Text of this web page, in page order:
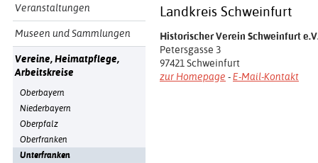
Veranstaltungen
Museen und Sammlungen
Vereine, Heimatpflege,
Arbeitskreise
Oberbayern
Niederbayern
Oberpfalz
Oberfranken
Unterfranken
Landkreis Schweinfurt
Historischer Verein Schweinfurt
Petersgasse 3
97421 Schweinfurt
zur Homepage -E-Mail-Kontakt